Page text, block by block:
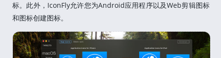
标。此外，IconFly允许您为Android应用程序以及Web剪辑图标
和图标创建图标。